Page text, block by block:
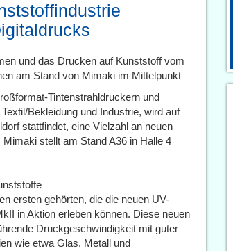
und das Drucken auf Kunststoff vom
am Stand von Mimaki im Mittelpunkt
Tintenstrahldruckern und
Bekleidung und Industrie, wird auf
stattfindet, eine Vielzahl an neuen
stellt am Stand A36 in Halle 4
ersten gehörten, die die neuen UV-
in Aktion erleben können. Diese neuen
Druckgeschwindigkeit mit guter
wie etwa Glas, Metall und